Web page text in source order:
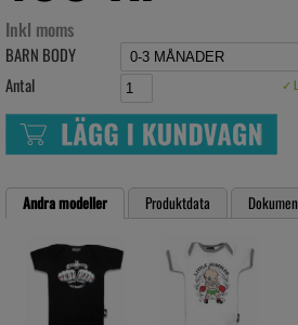
Inkl moms
BARN BODY
Antal
✓
Andra modeller Produktdata